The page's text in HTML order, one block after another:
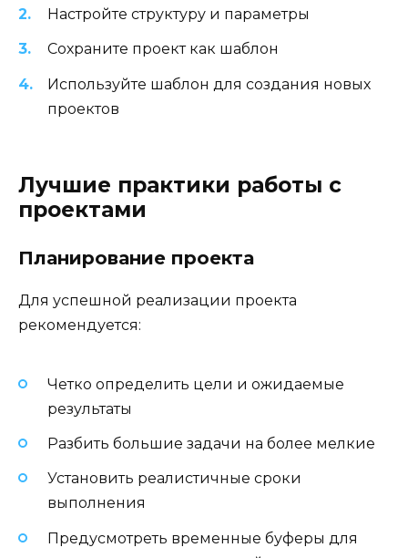
Настройте структуру и параметры
Сохраните проект как шаблон
Используйте шаблон для создания новых
проектов
Лучшие практики работы с
проектами
Планирование проекта
Для успешной реализации проекта
рекомендуется:
Четко определить цели и ожидаемые
результаты
Разбить большие задачи на более мелкие
Установить реалистичные сроки
выполнения
Предусмотреть временные буферы для